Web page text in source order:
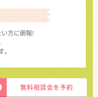
方に朗報!
無料相談会を予約